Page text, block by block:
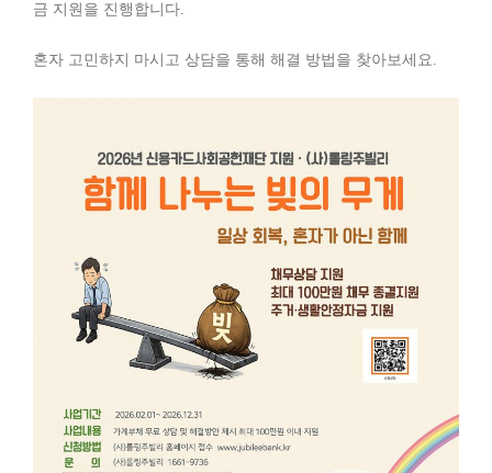
금 지원을 진행합니다.
혼자 고민하지 마시고 상담을 통해 해결 방법을 찾아보세요.